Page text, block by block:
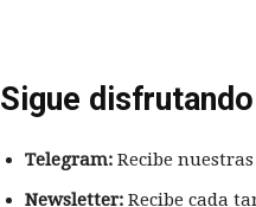
Sigue
Telegram: Recibe
Newsletter: Recibe cada